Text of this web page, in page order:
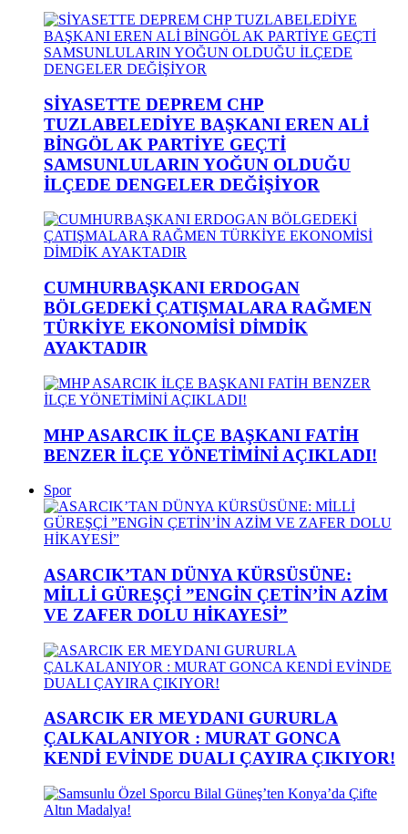
SİYASETTE DEPREM CHP
TUZLABELEDİYE BAŞKANI EREN ALİ
BİNGÖL AK PARTİYE GEÇTİ
SAMSUNLULARIN YOĞUN OLDUĞU
İLÇEDE DENGELER DEĞİŞİYOR
CUMHURBAŞKANI ERDOGAN
BÖLGEDEKİ ÇATIŞMALARA RAĞMEN
TÜRKİYE EKONOMİSİ DİMDİK
AYAKTADIR
MHP ASARCIK İLÇE BAŞKANI FATİH
BENZER İLÇE YÖNETİMİNİ AÇIKLADI!
Spor
ASARCIK’TAN DÜNYA KÜRSÜSÜNE:
MİLLİ GÜREŞÇİ ”ENGİN ÇETİN’İN AZİM
VE ZAFER DOLU HİKAYESİ”
ASARCIK ER MEYDANI GURURLA
ÇALKALANIYOR : MURAT GONCA
KENDİ EVİNDE DUALI ÇAYIRA ÇIKIYOR!